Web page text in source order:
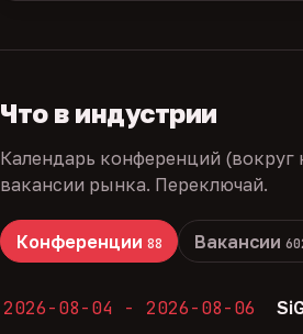
Что в индустрии
Календарь конференций
вакансии рынка. Переключай.
Конференции 88 Вакансии
2026-08-04 - 2026-08-06